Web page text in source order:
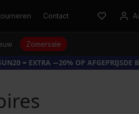
Contact
Zomersale
= EXTRA −20% OP AFGEPRIJSDE